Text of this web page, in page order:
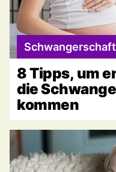
Schwangerschaft
8 Tipps, um
die
kommen